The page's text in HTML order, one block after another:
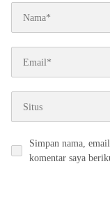
Simpan nama,
komentar saya